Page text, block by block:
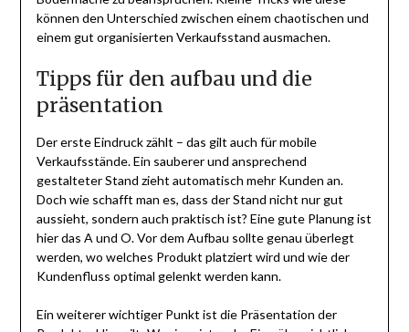
können den Unterschied zwischen einem chaotischen und
einem gut organisierten Verkaufsstand ausmachen.
Tipps für den aufbau und die
präsentation
Der erste Eindruck zählt – das gilt auch für mobile
Verkaufsstände. Ein sauberer und ansprechend
gestalteter Stand zieht automatisch mehr Kunden an.
Doch wie schafft man es, dass der Stand nicht nur gut
aussieht, sondern auch praktisch ist? Eine gute Planung ist
hier das A und O. Vor dem Aufbau sollte genau überlegt
werden, wo welches Produkt platziert wird und wie der
Kundenfluss optimal gelenkt werden kann.
Ein weiterer wichtiger Punkt ist die Präsentation der